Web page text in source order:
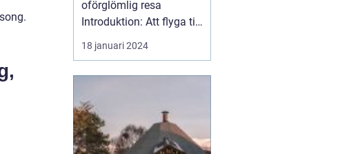
oförglömlig resa
Introduktion: Att flyga till
England är en po...
18 januari 2024